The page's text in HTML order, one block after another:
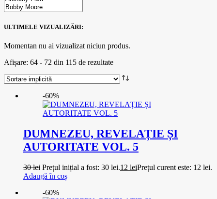
ULTIMELE VIZUALIZĂRI:
Momentan nu ai vizualizat niciun produs.
Afișare: 64 - 72 din 115 de rezultate
-60%
DUMNEZEU, REVELAȚIE ȘI
AUTORITATE VOL. 5
30lei Prețul inițial a fost: 30 lei.12 leiPrețul curent este: 12 lei.
Adaugă în coș
-60%